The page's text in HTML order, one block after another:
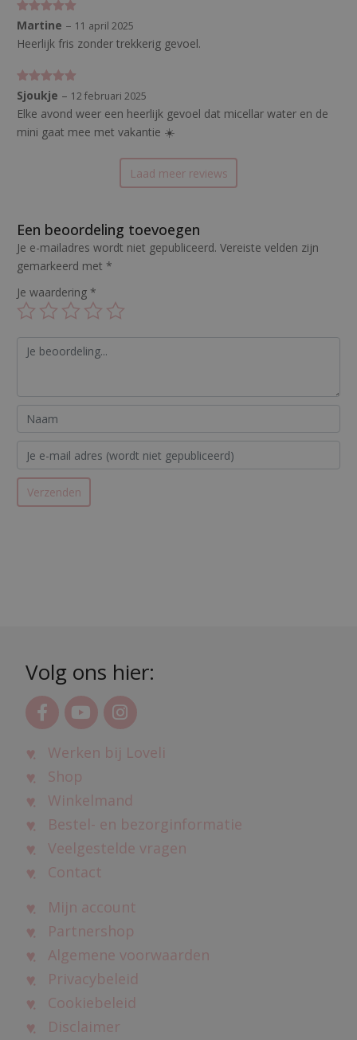
Gewaardeerd
5uit 5
Martine – 11 april 2025
Heerlijk fris zonder trekkerig gevoel.
Gewaardeerd
5uit 5
Sjoukje – 12 februari 2025
Elke avond weer een heerlijk gevoel dat micellar water en de
mini gaat mee met vakantie ☀️
Laad meer reviews
Een beoordeling toevoegen
Je e-mailadres wordt niet gepubliceerd. Vereiste velden zijn
gemarkeerd met *
Je waardering *
Volg ons hier:
Werken bij Loveli
Shop
Winkelmand
Bestel- en bezorginformatie
Veelgestelde vragen
Contact
Mijn account
Partnershop
Algemene voorwaarden
Privacybeleid
Cookiebeleid
Disclaimer